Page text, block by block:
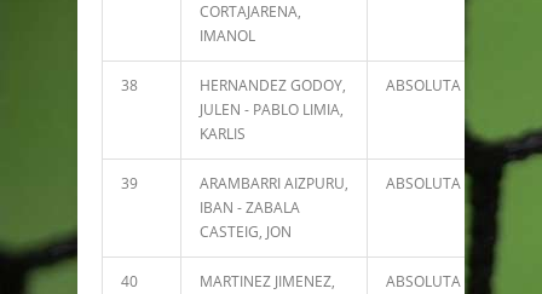
CORTAJARENA,
IMANOL
38
HERNANDEZ GODOY,
JULEN - PABLO LIMIA,
KARLIS
ABSOLUTA
39
ARAMBARRI AIZPURU,
IBAN - ZABALA
CASTEIG, JON
ABSOLUTA 4439
40
MARTINEZ JIMENEZ,
ABSOLUTA